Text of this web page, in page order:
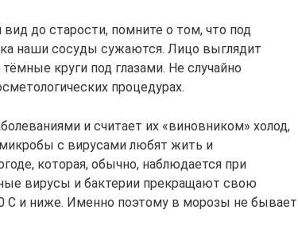
до старости, помните о том, что под
наши сосуды сужаются. Лицо выглядит
круги под глазами. Не случайно
процедурах.
и считает их «виновником» холод,
с вирусами любят жить и
которая, обычно, наблюдается при
вирусы и бактерии прекращают свою
С и ниже. Именно поэтому в морозы не бывает